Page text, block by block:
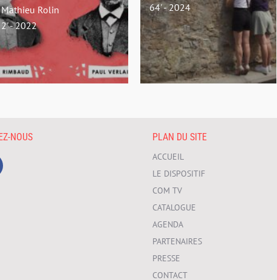
Mathieu Rolin
2' - 2022
64' - 2024
NOUS PLAN DU SITE
ACCUEIL
LE DISPOSITIF
COM TV
CATALOGUE
AGENDA
PARTENAIRES
PRESSE
CONTACT